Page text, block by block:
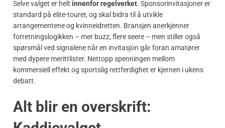
Selve valget er helt innenfor regelverket. Sponsorinvitasjoner er
standard på elite-tourer, og skal bidra til å utvikle
arrangementene og kvinneidretten. Bransjen anerkjenner
forretningslogikken – mer buzz, flere seere – men stiller også
spørsmål ved signalene når en invitasjon går foran amatører
med dypere merittlister. Nettopp spenningen mellom
kommersiell effekt og sportslig rettferdighet er kjernen i ukens
debatt.
Alt blir en overskrift: